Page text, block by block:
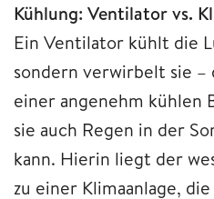
Kühlung: Ventilator vs.
Ein Ventilator kühlt die
sondern verwirbelt sie
einer angenehm kühlen
sie auch Regen in der
kann. Hierin liegt der
zu einer Klimaanlage,